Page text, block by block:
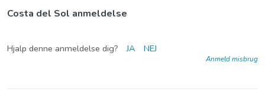
Costa del Sol anmeldelse
Hjalp denne anmeldelse dig? JA NEJ
Anmeld misbrug